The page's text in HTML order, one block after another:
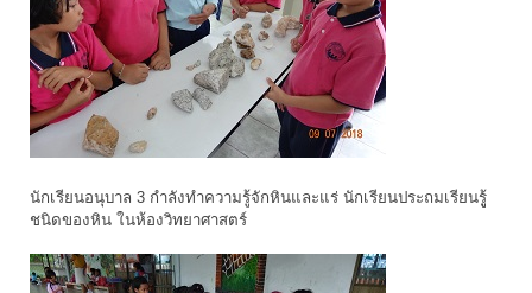
นักเรียนอนุบาล 3 กำลังทำความรู้จักหินและแร่ นักเรียนประถมเรียนรูู้
ชนิดของหิน ในห้องวิทยาศาสตร์